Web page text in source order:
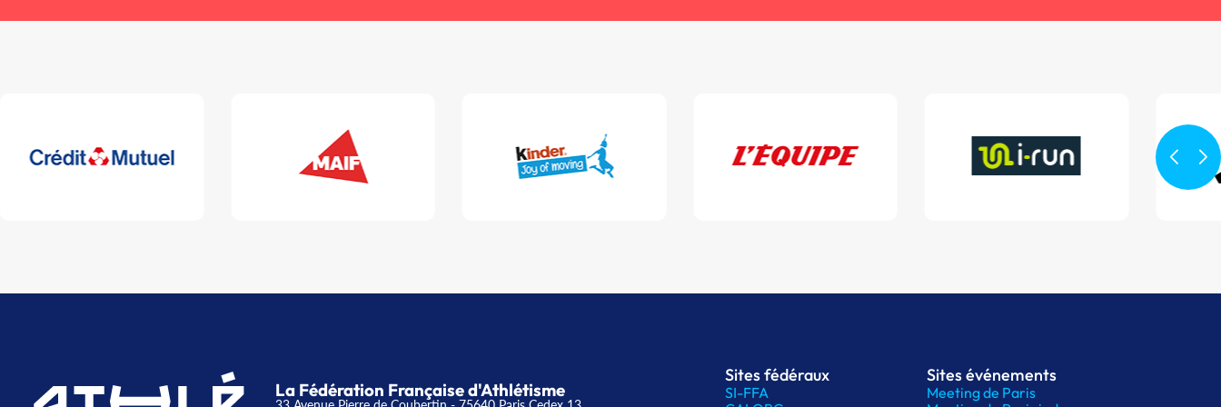
La Fédération Française d'Athlétisme
Sites fédéraux
SI-FFA
Sites événements
Meeting de Paris